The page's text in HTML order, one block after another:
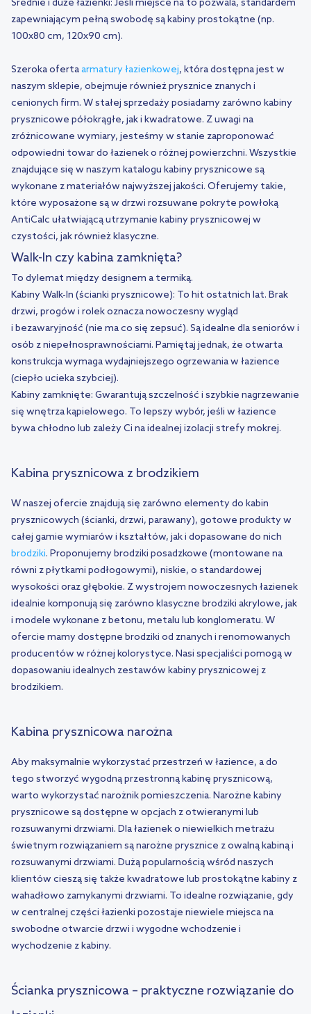
Średnie i duże łazienki: Jeśli miejsce na to pozwala, standardem
zapewniającym pełną swobodę sąkabiny prostokątne (np.
100x80 cm, 120x90 cm).
Szeroka ofertaarmatury łazienkowej, która dostępna jest w
naszym sklepie, obejmuje również prysznice znanych i
cenionych firm. W stałej sprzedaży posiadamy zarówno kabiny
prysznicowe półokrągłe, jak i kwadratowe. Z uwagi na
zróżnicowane wymiary, jesteśmy w stanie zaproponować
odpowiedni towar do łazienek o różnej powierzchni. Wszystkie
znajdujące się w naszym katalogu kabiny prysznicowe są
wykonane z materiałów najwyższej jakości. Oferujemy takie,
które wyposażone są w drzwi rozsuwane pokryte powłoką
AntiCalc ułatwiającą utrzymanie kabiny prysznicowej w
czystości, jak również klasyczne.
Walk-In czy kabina zamknięta?
To dylemat między designem a termiką.
Kabiny Walk-In (ścianki prysznicowe): To hit ostatnich lat. Brak
drzwi, progów i rolek oznacza nowoczesny wygląd
i bezawaryjność (nie ma co się zepsuć). Są idealne dla seniorów i
osób z niepełnosprawnościami. Pamiętaj jednak, że otwarta
konstrukcja wymaga wydajniejszego ogrzewania w łazience
(ciepło ucieka szybciej).
Kabiny zamknięte: Gwarantują szczelność i szybkie nagrzewanie
się wnętrza kąpielowego. To lepszy wybór, jeśli w łazience
bywa chłodno lub zależy Ci na idealnej izolacji strefy mokrej.
Kabina prysznicowa z brodzikiem
W naszej ofercie znajdują się zarówno elementy do kabin
prysznicowych (ścianki, drzwi, parawany), gotowe produkty w
całej gamie wymiarów i kształtów, jak i dopasowane do nich
brodziki. Proponujemy brodziki posadzkowe (montowane na
równi z płytkami podłogowymi), niskie, o standardowej
wysokości oraz głębokie. Z wystrojem nowoczesnych łazienek
idealnie komponują się zarówno klasyczne brodziki akrylowe, jak
i modele wykonane z betonu, metalu lub konglomeratu. W
ofercie mamy dostępne brodziki od znanych i renomowanych
producentów w różnej kolorystyce. Nasi specjaliści pomogą w
dopasowaniu idealnych zestawów kabiny prysznicowej z
brodzikiem.
Kabina prysznicowa narożna
Aby maksymalnie wykorzystać przestrzeń w łazience, a do
tego stworzyć wygodną przestronną kabinę prysznicową,
warto wykorzystać narożnik pomieszczenia. Narożne kabiny
prysznicowe są dostępne w opcjach z otwieranymi lub
rozsuwanymi drzwiami. Dla łazienek o niewielkich metrażu
świetnym rozwiązaniem są narożne prysznice z owalną kabiną i
rozsuwanymi drzwiami. Dużą popularnością wśród naszych
klientów cieszą się także kwadratowe lub prostokątne kabiny z
wahadłowo zamykanymi drzwiami. To idealne rozwiązanie, gdy
w centralnej części łazienki pozostaje niewiele miejsca na
swobodne otwarcie drzwi i wygodne wchodzenie i
wychodzenie z kabiny.
Ścianka prysznicowa – praktyczne rozwiązanie do